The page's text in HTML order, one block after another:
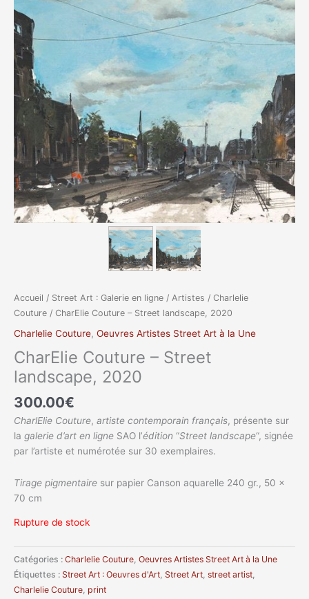
Accueil / Street Art : Galerie en ligne / Artistes / Charlelie
Couture / CharElie Couture – Street landscape, 2020
Charlelie Couture, Oeuvres Artistes Street Art à la Une
CharElie Couture – Street
landscape, 2020
300.00€
CharlElie Couture, artiste contemporain français, présente sur
la galerie d’art en ligne SAO l’édition “Street landscape“, signée
par l’artiste et numérotée sur 30 exemplaires.
Tirage pigmentaire sur papier Canson aquarelle 240 gr., 50 x
70 cm
Rupture de stock
Catégories : Charlelie Couture Oeuvres Artistes Street Art à la Une
Étiquettes : Street Art : Oeuvres d'Art Street Art street artist
Charlelie Couture print